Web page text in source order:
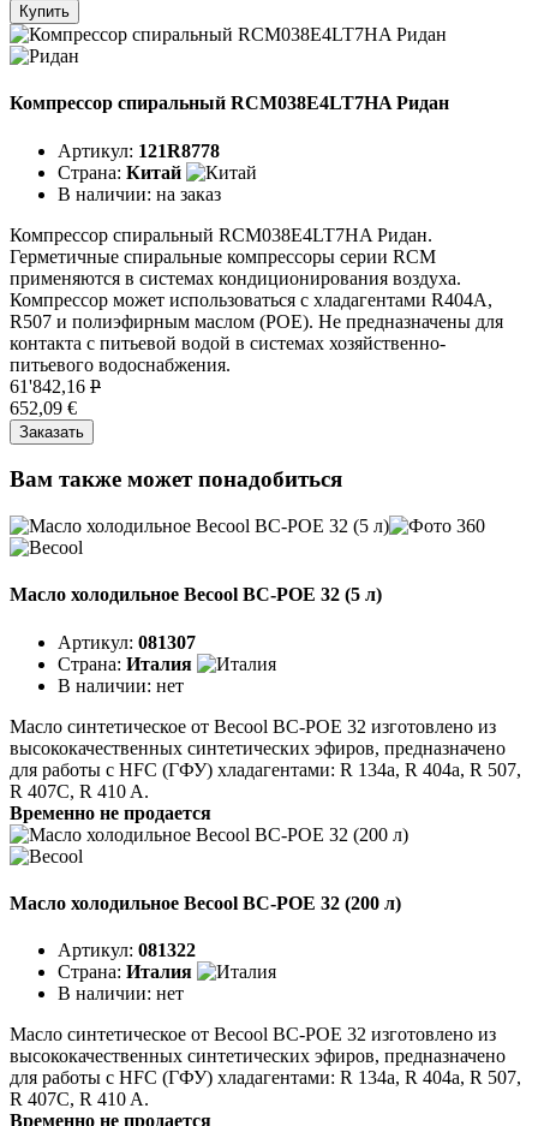
Купить
Компрессор спиральный RCM038E4LT7HA Ридан
Артикул: 121R8778
Страна: Китай
В наличии: на заказ
Компрессор спиральный RCM038E4LT7HA Ридан.
Герметичные спиральные компрессоры серии RCM
применяются в системах кондиционирования воздуха.
Компрессор может использоваться с хладагентами R404A,
R507 и полиэфирным маслом (POE). Не предназначены для
контакта с питьевой водой в системах хозяйственно-
питьевого водоснабжения.
61'842,16 P
652,09 €
Заказать
Вам также может понадобиться
Масло холодильное Becool BC-POE 32 (5 л)
Артикул: 081307
Страна: Италия
В наличии: нет
Масло синтетическое от Becool BC-POE 32 изготовлено из
высококачественных синтетических эфиров, предназначено
для работы с HFC (ГФУ) хладагентами: R 134а, R 404a, R 507,
R 407C, R 410 A.
Временно не продается
Масло холодильное Becool BC-POE 32 (200 л)
Артикул: 081322
Страна: Италия
В наличии: нет
Масло синтетическое от Becool BC-POE 32 изготовлено из
высококачественных синтетических эфиров, предназначено
для работы с HFC (ГФУ) хладагентами: R 134а, R 404a, R 507,
R 407C, R 410 A.
Временно не продается